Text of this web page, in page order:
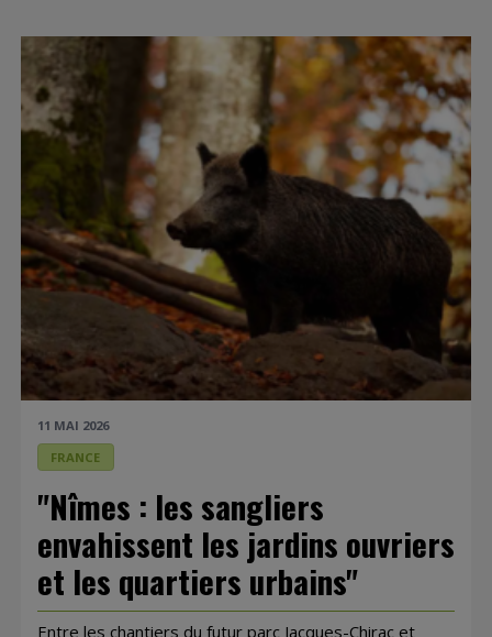
11 MAI 2026
FRANCE
"Nîmes : les sangliers
envahissent les jardins ouvriers
et les quartiers urbains"
Entre les chantiers du futur parc Jacques-Chirac et